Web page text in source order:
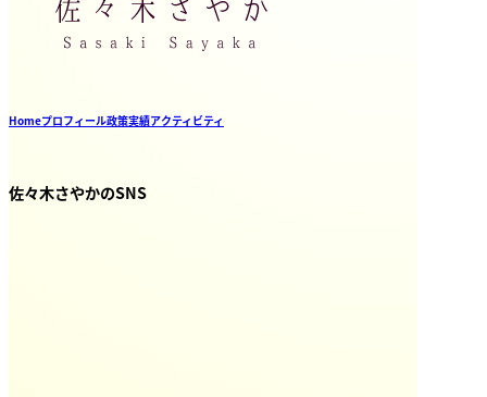
Homeプロフィール政策実績アクティビティ
佐々木さやかのSNS